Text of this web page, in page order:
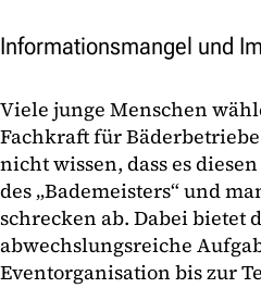
Informationsmangel und
Viele junge Menschen
Fachkraft für
nicht wissen, dass es
des „Bademeisters“ und
schrecken ab. Dabei bietet
abwechslungsreiche
Eventorganisation bis zur